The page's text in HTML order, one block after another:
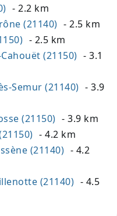
- 2.2 km
(21140) - 2.5 km
- 2.5 km
(21150) - 3.1
Semur (21140) - 3.9
(21150) - 3.9 km
- 4.2 km
(21140) - 4.2
(21140) - 4.5